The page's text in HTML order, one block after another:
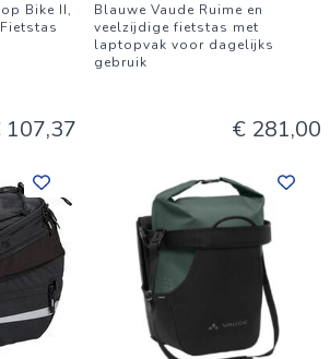
Bike II,
107,37
Blauwe Vaude Ruime en
veelzijdige fietstas met
laptopvak voor dagelijks
gebruik
€ 281,00